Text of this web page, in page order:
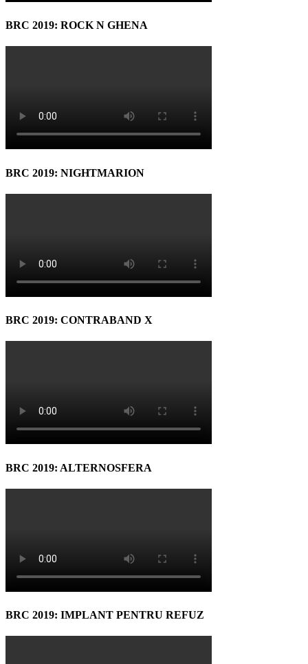
BRC 2019: ROCK N GHENA
BRC 2019: NIGHTMARION
BRC 2019: CONTRABAND X
BRC 2019: ALTERNOSFERA
BRC 2019: IMPLANT PENTRU REFUZ